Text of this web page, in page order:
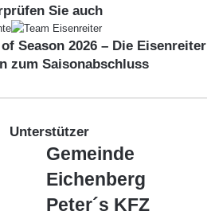
Sie auch
Season 2026 – Die Eisenreiter
zum Saisonabschluss
Unterstützer
Gemeinde
Gemeinde
Eichenberg
Peter
Peter´s KFZ